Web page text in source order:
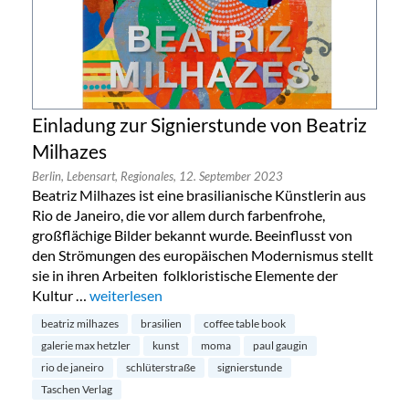
Einladung zur Signierstunde von Beatriz
Milhazes
Berlin, Lebensart, Regionales, 12. September 2023
Beatriz Milhazes ist eine brasilianische Künstlerin aus
Rio de Janeiro, die vor allem durch farbenfrohe,
großflächige Bilder bekannt wurde. Beeinflusst von
den Strömungen des europäischen Modernismus stellt
sie in ihren Arbeiten folkloristische Elemente der
Kultur … „Einladung zur Signierstunde von Beatriz Milhazes“
weiterlesen
beatriz milhazes brasilien
coffee table book
galerie max hetzler
kunst moma
paul gaugin
rio de janeiro
schlüterstraße
signierstunde
Taschen Verlag